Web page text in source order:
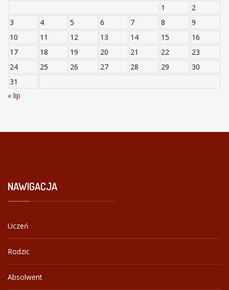
1
2
3
4 5 6 7 8
9
10
11 12 13 14 15
16
17
18 19 20 21 22
23
24
25 26 27 28 29
30
31
« lip
NAWIGACJA
Uczeń
Rodzic
Absolwent